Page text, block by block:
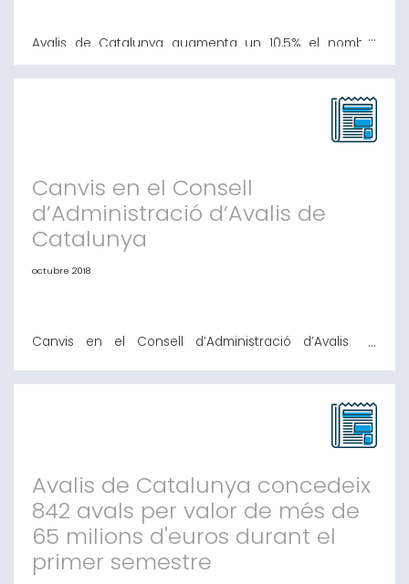
Avalis de Catalunya augmenta un 10,5% el nombre
ha emès un total de 1.269 avals fins a setembre per
valor de 98.400.030 euros Un total de 746 pimes i
autònoms han pogut accedir al crèdit gràcies a Avalis,
un 12,4% més que en el mateix període de l'any anterior
Canvis en el Consell
d’Administració d’Avalis de
Catalunya
octubre 2018
Canvis en el Consell d’Administració d’Avalis de
López Arranz va deixar de ser membre del Consell
de les seves responsabilitats a BANKIA. El Sr. López
Arranz es va incorporar com a membre del Consell
Avalis de Catalunya concedeix
842 avals per valor de més de
65 milions d'euros durant el
primer semestre